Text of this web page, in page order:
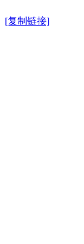
[复制链接]